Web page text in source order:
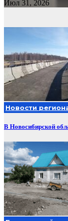
Июл 31, 2026
Новости
В Новосибирской